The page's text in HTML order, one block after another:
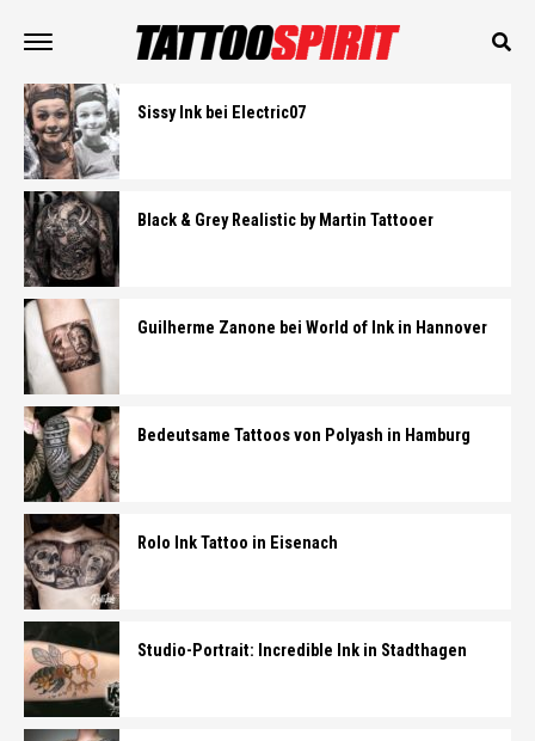
Sissy Ink bei Electric07
Black & Grey Realistic by Martin Tattooer
Guilherme Zanone bei World of Ink in Hannover
Bedeutsame Tattoos von Polyash in Hamburg
Rolo Ink Tattoo in Eisenach
Studio-Portrait: Incredible Ink in Stadthagen